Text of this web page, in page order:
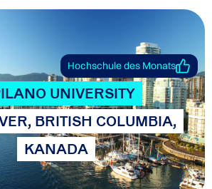
UNIVERSITY
BRITISH COLUMBIA,
KANADA
Hochschule des Monats